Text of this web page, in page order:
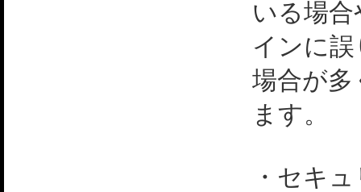
いる場
インに
場合が
ます。
・セキ